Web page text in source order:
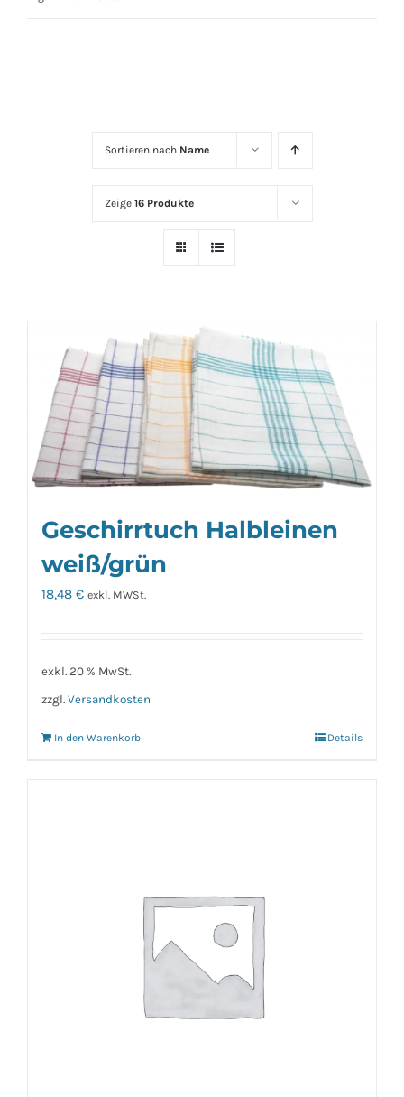
Sortieren nach Name
Zeige 16 Produkte
Geschirrtuch Halbleinen
weiß/grün
18,48 € exkl. MWSt.
exkl. 20 % MwSt.
zzgl. Versandkosten
In den Warenkorb Details